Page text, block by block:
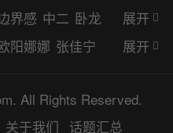
界感 中二 卧龙
EMO CP BUG
OEM BP 猎奇
可甜 对食 麻瓜
展开
阳娜娜 张佳宁
宋茜 孙俪 倪
柳岩 李小冉
展开
All Rights Reserved.
关于我们 话题汇总